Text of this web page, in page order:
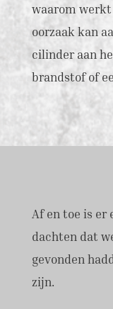
waarom
oorzaak kan
cilinder aan
brandstof of
Af en toe is
dachten dat
gevonden
zijn.